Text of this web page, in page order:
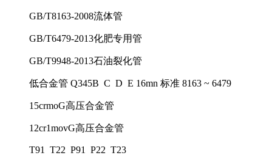
GB/T8163-2008流体管
GB/T6479-2013化肥专用管
GB/T9948-2013石油裂化管
低合金管 Q345B C D E 16mn 标准 8163 ~ 6479
15crmoG高压合金管
12cr1movG高压合金管
T91 T22 P91 P22 T23